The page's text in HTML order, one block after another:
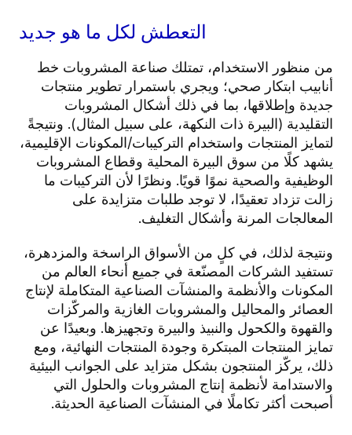
التعطش لكل ما هو جديد
من منظور الاستخدام، تمتلك صناعة المشروبات خط
أنابيب ابتكار صحي؛ ويجري باستمرار تطوير منتجات
جديدة وإطلاقها، بما في ذلك أشكال المشروبات
التقليدية (البيرة ذات النكهة، على سبيل المثال). ونتيجةً
لتمايز المنتجات واستخدام التركيبات/المكونات الإقليمية،
يشهد كلًا من سوق البيرة المحلية وقطاع المشروبات
الوظيفية والصحية نموًا قويًا. ونظرًا لأن التركيبات ما
زالت تزداد تعقيدًا، لا توجد طلبات متزايدة على
المعالجات المرنة وأشكال التغليف.
ونتيجة لذلك، في كلٍ من الأسواق الراسخة والمزدهرة،
تستفيد الشركات المصنّعة في جميع أنحاء العالم من
المكونات والأنظمة والمنشآت الصناعية المتكاملة لإنتاج
العصائر والمحاليل والمشروبات الغازية والمركّزات
والقهوة والكحول والنبيذ والبيرة وتجهيزها. وبعيدًا عن
تمايز المنتجات المبتكرة وجودة المنتجات النهائية، ومع
ذلك، يركّز المنتجون بشكل متزايد على الجوانب البيئية
والاستدامة لأنظمة إنتاج المشروبات والحلول التي
أصبحت أكثر تكاملًا في المنشآت الصناعية الحديثة.